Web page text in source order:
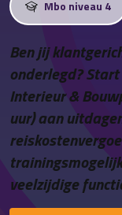
Mbo niveau 4
Ben jij
onderlegd?
Interieur &
uur) aan
veelzijdige